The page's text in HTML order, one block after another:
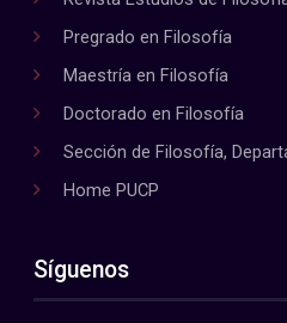
Pregrado en Filosofía
Maestría en Filosofía
Doctorado en Filosofía
Sección de Filosofía,
Home PUCP
Síguenos